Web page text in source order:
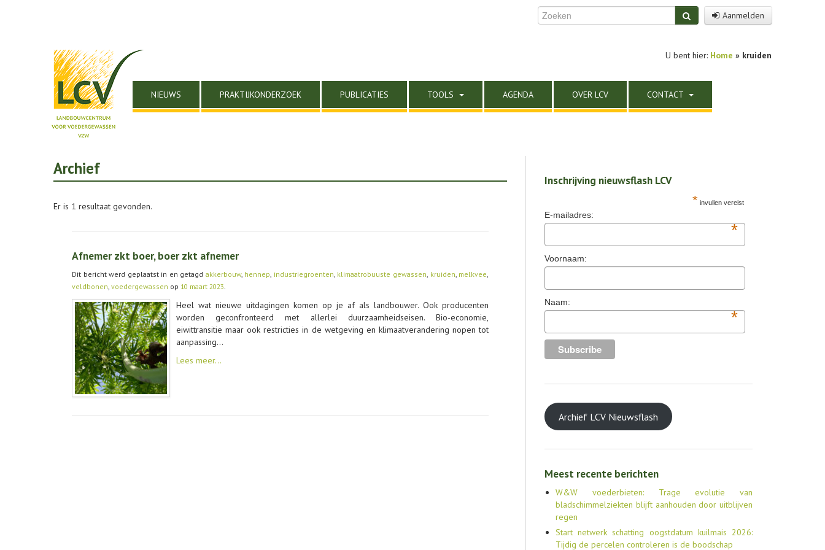
Aanmelden
U bent hier: Home » kruiden
NIEUWS PRAKTIJKONDERZOEK PUBLICATIES TOOLS AGENDA OVER LCV CONTACT
Archief
Er is 1 resultaat gevonden.
Afnemer zkt boer, boer zkt afnemer
Dit bericht werd geplaatst in en getagd akkerbouw, hennep, industriegroenten, klimaatrobuuste gewassen, kruiden, melkvee,
veldbonen, voedergewassen op 10 maart 2023.
Heel wat nieuwe uitdagingen komen op je af als landbouwer. Ook producenten
worden geconfronteerd met allerlei duurzaamheidseisen. Bio-economie,
eiwittransitie maar ook restricties in de wetgeving en klimaatverandering nopen tot
aanpassing…
Lees meer…
Inschrijving nieuwsflash LCV
* invullen vereist
E-mailadres:
*
Voornaam:
Naam:
*
Archief LCV Nieuwsflash
Meest recente berichten
W&W voederbieten: Trage evolutie van
bladschimmelziekten blijft aanhouden door uitblijven
regen
Start netwerk schatting oogstdatum kuilmais 2026:
Tijdig de percelen controleren is de boodschap